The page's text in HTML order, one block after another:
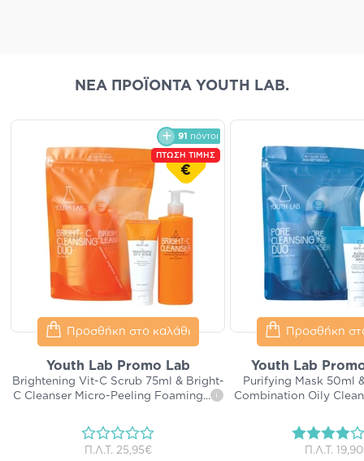
ΝΕΑ ΠΡΟΪΟΝΤΑ YOUTH LAB.
91 πόντοι
ΠΤΩΣΗ ΤΙΜΗΣ
€
Προσθήκη στο καλάθι
Youth Lab Promo Lab
Brightening Vit-C Scrub 75ml & Bright-
C Cleanser Micro-Peeling Foaming... i
Π.Λ.Τ. 25,95€
Προσθήκη
Youth Lab
Purifying Mask 50ml
Combination Oily
Π.Λ.Τ.